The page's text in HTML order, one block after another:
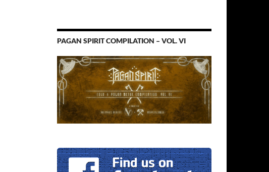
PAGAN SPIRIT COMPILATION – VOL. VI